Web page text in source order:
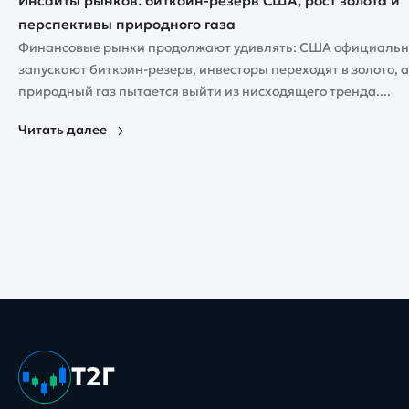
перспективы природного газа
Финансовые рынки продолжают удивлять: США
запускают биткоин-резерв, инвесторы переходят в золото, а
природный газ пытается выйти из нисходящего тренда....
Читать далее
Т2Г